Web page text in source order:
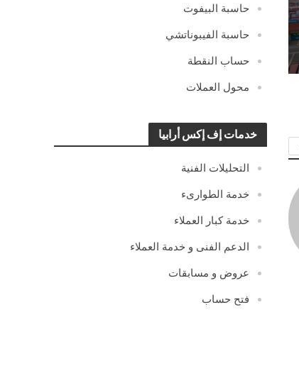
حاسبة البيفوت
حاسبة الفيبوناتشي
حساب النقطة
محول العملات
خدمات إف إكس أرابيا
التحليلات الفنية
خدمة الطوارىء
خدمة كبار العملاء
الدعم الفنى و خدمة العملاء
عروض و مسابقات
فتح حساب